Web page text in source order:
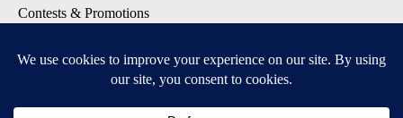
Contests & Promotions
Available for iOS and Android